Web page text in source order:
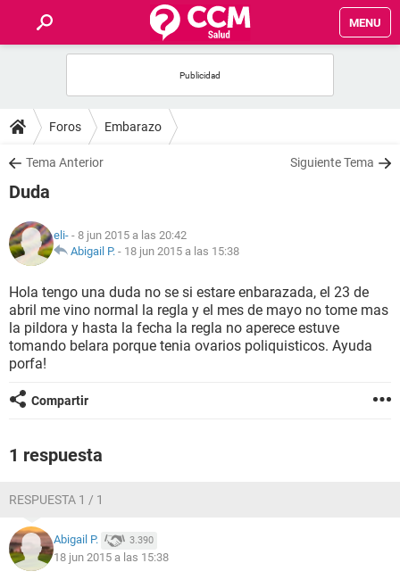
MENU
FOROS
SALUD
NUTRICIÓN
BIENESTAR
SEXUALIDAD
GLOSARIO
Foros Embarazo
Tema Anterior Siguiente Tema
Duda
eli- - 8 jun 2015 a las 20:42
Abigail P. - 18 jun 2015 a las 15:38
Hola tengo una duda no se si estare enbarazada, el 23 de
abril me vino normal la regla y el mes de mayo no tome mas
la pildora y hasta la fecha la regla no aperece estuve
tomando belara porque tenia ovarios poliquisticos. Ayuda
porfa!
Compartir
1 respuesta
RESPUESTA 1 / 1
Abigail P. 3.390
18 jun 2015 a las 15:38